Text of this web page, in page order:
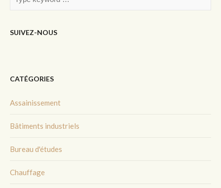
SUIVEZ-NOUS
CATÉGORIES
Assainissement
Bâtiments industriels
Bureau d'études
Chauffage